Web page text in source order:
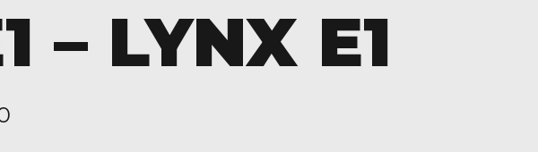
– LYNX E1